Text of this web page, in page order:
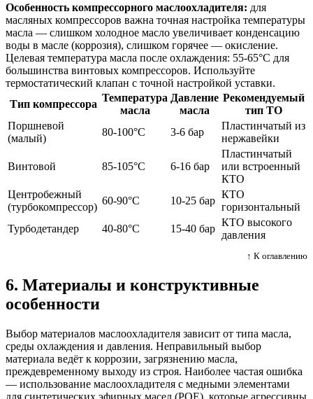
Особенность компрессорного маслоохладителя: для
масляных компрессоров важна точная настройка температуры
масла — слишком холодное масло увеличивает конденсацию
воды в масле (коррозия), слишком горячее — окисление.
Целевая температура масла после охлаждения: 55-65°C для
большинства винтовых компрессоров. Используйте
термостатический клапан с точной настройкой уставки.
Тип компрессора
Температура
масла
Давление
масла
Рекомендуемый
тип ТО
Поршневой
(малый)
80-100°C 3-6 бар
Пластинчатый из
нержавейки
Винтовой 85-105°C 6-16 бар
Пластинчатый
или встроенный
КТО
Центробежный
(турбокомпрессор)
60-90°C 10-25 бар
КТО
горизонтальный
Турбодетандер
40-80°C 15-40 бар
КТО высокого
давления
↑ К оглавлению
6. Материалы и конструктивные
особенности
Выбор материалов маслоохладителя зависит от типа масла,
среды охлаждения и давления. Неправильный выбор
материала ведёт к коррозии, загрязнению масла,
преждевременному выходу из строя. Наиболее частая ошибка
— использование маслоохладителя с медными элементами
для синтетических эфирных масел (POE), которые агрессивны